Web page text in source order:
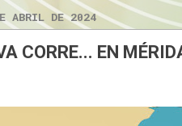
ABRIL DE 2024
CORRE... EN